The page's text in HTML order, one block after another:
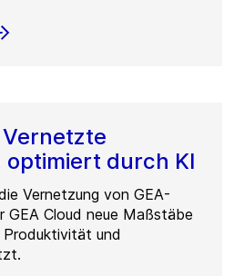
Vernetzte
optimiert durch KI
Vernetzung von GEA-
GEA Cloud neue Maßstäbe
und